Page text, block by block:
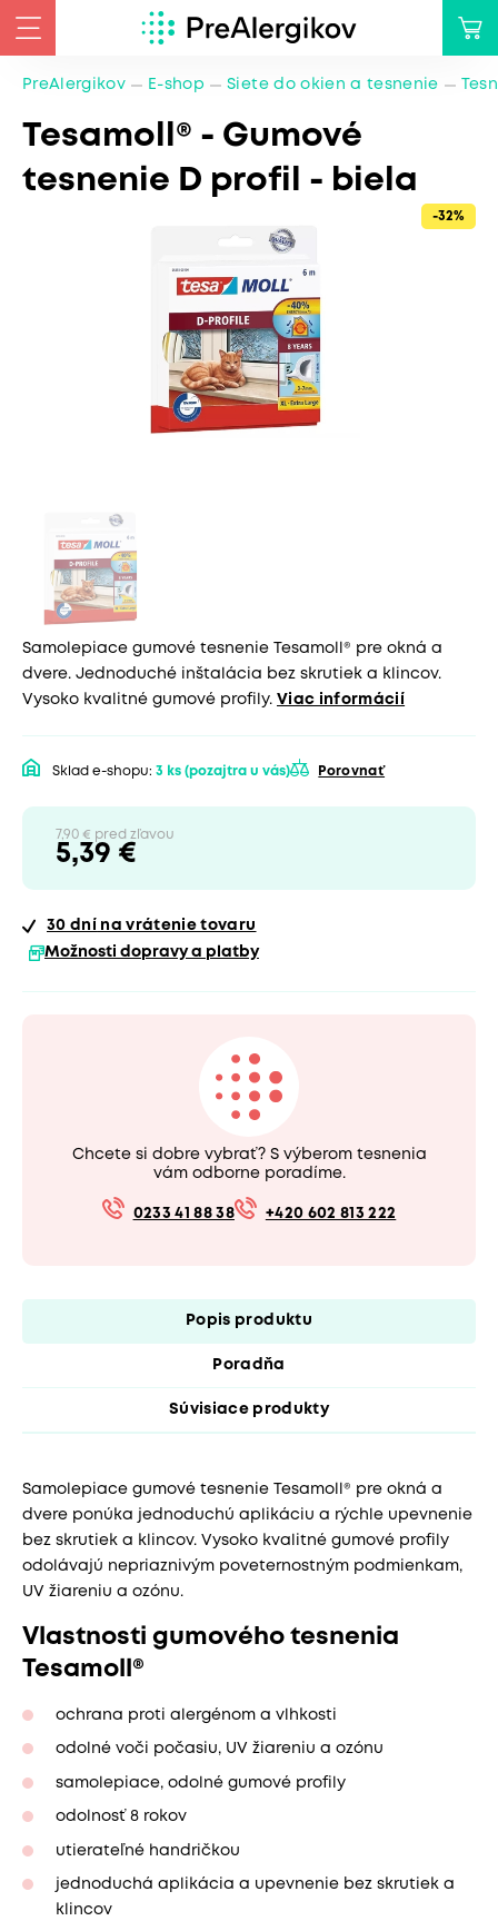
PreAlergikov E-shop Siete do okien a tesnenie
Tesamoll® - Gumové
tesnenie D profil - biela
-32%
Samolepiace gumové tesnenie Tesamoll® pre okná a
dvere. Jednoduché inštalácia bez skrutiek a klincov.
Vysoko kvalitné gumové profily. Viac informácií
Sklad e-shopu: 3 ks (pozajtra u vás) Porovnať
7,90 € pred zľavou
5,39 €
30 dní na vrátenie tovaru
Možnosti dopravy a platby
Chcete si dobre vybrať? S výberom tesnenia
vám odborne poradíme.
0233 41 88 38 +420 602 813 222
Popis produktu
Poradňa
Súvisiace produkty
Samolepiace gumové tesnenie Tesamoll® pre okná a
dvere ponúka jednoduchú aplikáciu a rýchle upevnenie
bez skrutiek a klincov. Vysoko kvalitné gumové profily
odolávajú nepriaznivým poveternostným podmienkam,
UV žiareniu a ozónu.
Vlastnosti gumového tesnenia
Tesamoll®
ochrana proti alergénom a vlhkosti
odolné voči počasiu, UV žiareniu a ozónu
samolepiace, odolné gumové profily
odolnosť 8 rokov
utierateľné handričkou
jednoduchá aplikácia a upevnenie bez skrutiek a
klincov